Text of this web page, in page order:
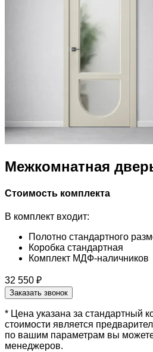
Межкомнатная
Стоимость комплекта
В комплект входит:
Полотно стандартного
Коробка стандартная
Комплект МДФ-наличников
32 550 ₽
Заказать звонок
* Цена указана за стандартный
стоимости является
по вашим параметрам вы
менеджеров.